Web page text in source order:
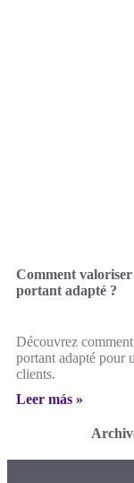
Comment valoriser
portant adapté ?
Découvrez
portant adapté pour
clients.
Leer más »